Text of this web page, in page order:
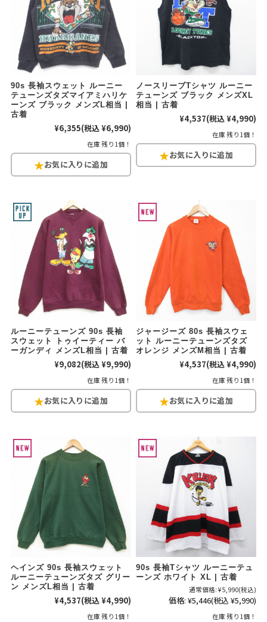
90s 長袖スウェット ルーニー
テューンズタズマイアミハリケ
ーンズ ブラック メンズL相当 |
古着
¥6,355(税込 ¥6,990)
在庫 残り1個！
ノースリーブTシャツ ルーニー
テューンズ ブラック メンズXL
相当 | 古着
¥4,537(税込 ¥4,990)
在庫 残り1個！
ルーニーテューンズ 90s 長袖
スウェット トゥイーティー バ
ーガンディ メンズL相当 | 古着
¥9,082(税込 ¥9,990)
在庫 残り1個！
ジャージーズ 80s 長袖スウェ
ット ルーニーテューンズタズ
オレンジ メンズM相当 | 古着
¥4,537(税込 ¥4,990)
在庫 残り1個！
ヘインズ 90s 長袖スウェット
ルーニーテューンズタズ グリー
ン メンズL相当 | 古着
¥4,537(税込 ¥4,990)
在庫 残り1個！
90s 長袖Tシャツ ルーニーテュ
ーンズ ホワイト XL | 古着
通常価格: ¥5,990(税込)
価格: ¥5,446(税込 ¥5,990)
在庫 残り1個！